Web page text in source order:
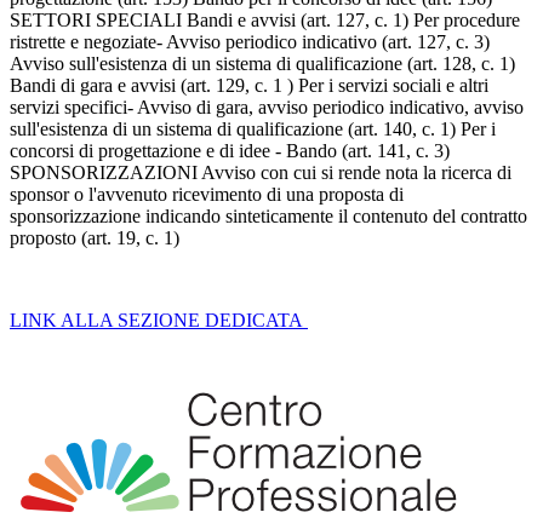
SETTORI SPECIALI Bandi e avvisi (art. 127, c. 1) Per procedure
ristrette e negoziate- Avviso periodico indicativo (art. 127, c. 3)
Avviso sull'esistenza di un sistema di qualificazione (art. 128, c. 1)
Bandi di gara e avvisi (art. 129, c. 1 ) Per i servizi sociali e altri
servizi specifici- Avviso di gara, avviso periodico indicativo, avviso
sull'esistenza di un sistema di qualificazione (art. 140, c. 1) Per i
concorsi di progettazione e di idee - Bando (art. 141, c. 3)
SPONSORIZZAZIONI Avviso con cui si rende nota la ricerca di
sponsor o l'avvenuto ricevimento di una proposta di
sponsorizzazione indicando sinteticamente il contenuto del contratto
proposto (art. 19, c. 1)
LINK ALLA SEZIONE DEDICATA